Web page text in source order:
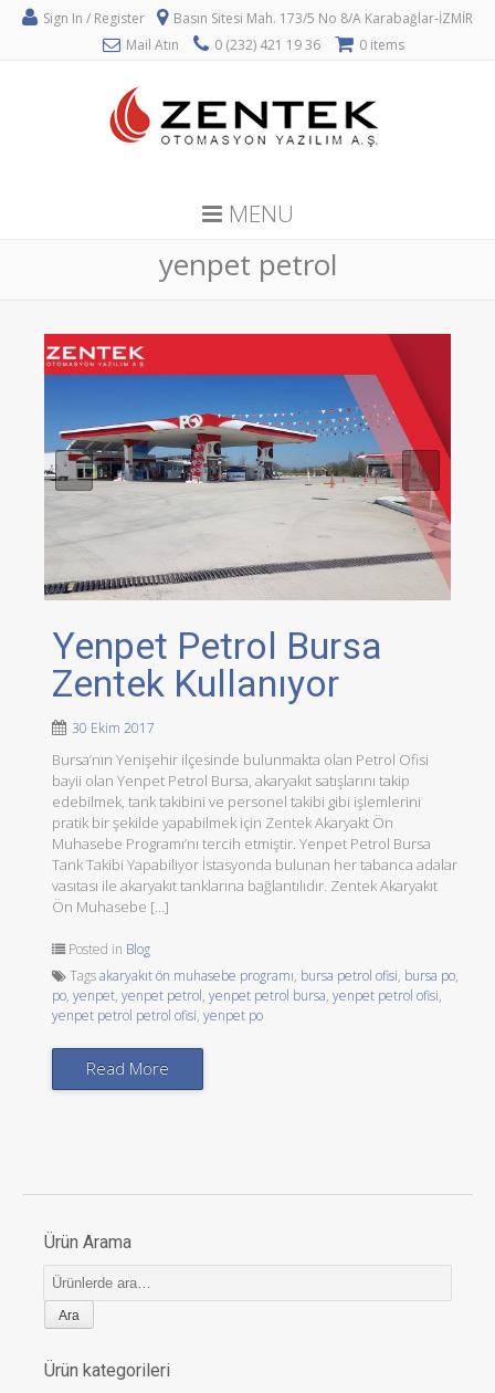
Sign In / Register
Basın Sitesi Mah. 173/5 No 8/A Karabağlar-İZMİR
Mail Atın
0 (232) 421 19 36 0 items
MENU
yenpet petrol
Yenpet Petrol Bursa
Zentek Kullanıyor
30 Ekim 2017
Bursa’nın Yenişehir ilçesinde bulunmakta olan Petrol Ofisi
bayii olan Yenpet Petrol Bursa, akaryakıt satışlarını takip
edebilmek, tank takibini ve personel takibi gibi işlemlerini
pratik bir şekilde yapabilmek için Zentek Akaryakt Ön
Muhasebe Programı’nı tercih etmiştir. Yenpet Petrol Bursa
Tank Takibi Yapabiliyor İstasyonda bulunan her tabanca adalar
vasıtası ile akaryakıt tanklarına bağlantılıdır. Zentek Akaryakıt
Ön Muhasebe […]
Posted in Blog
Tagsakaryakıt ön muhasebe programı, bursa petrol ofisi, bursa po,
po,yenpet,yenpet petrol,yenpet petrol bursa,yenpet petrol ofisi,
yenpet petrol petrol ofisi,yenpet po
Read More
Ürün Arama
Ara:
Ürün kategorileri